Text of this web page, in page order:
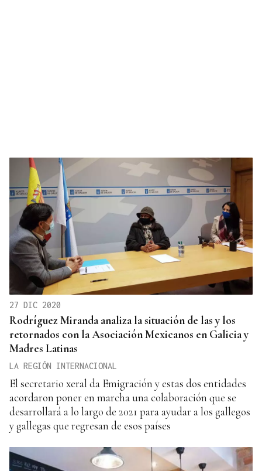
27 DIC 2020
Rodríguez Miranda analiza la situación de las y los
retornados con la Asociación Mexicanos en Galicia y
Madres Latinas
LA REGIÓN INTERNACIONAL
El secretario xeral da Emigración y estas dos entidades
acordaron poner en marcha una colaboración que se
desarrollará a lo largo de 2021 para ayudar a los gallegos
y gallegas que regresan de esos países